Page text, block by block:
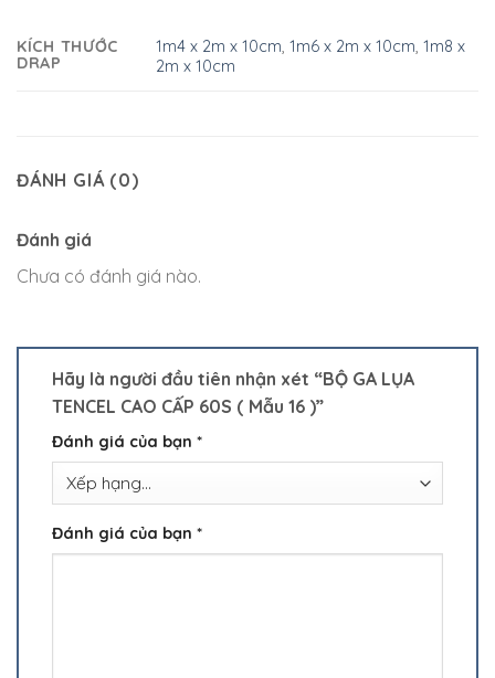
KÍCH THƯỚC
DRAP
1m4 x 2m x 10cm,1m6 x 2m x 10cm,1m8 x
2m x 10cm
ĐÁNH GIÁ (0)
Đánh giá
Chưa có đánh giá nào.
Hãy là người đầu tiên nhận xét “BỘ GA LỤA
TENCEL CAO CẤP 60S ( Mẫu 16 )”
Đánh giá của bạn *
Đánh giá của bạn *